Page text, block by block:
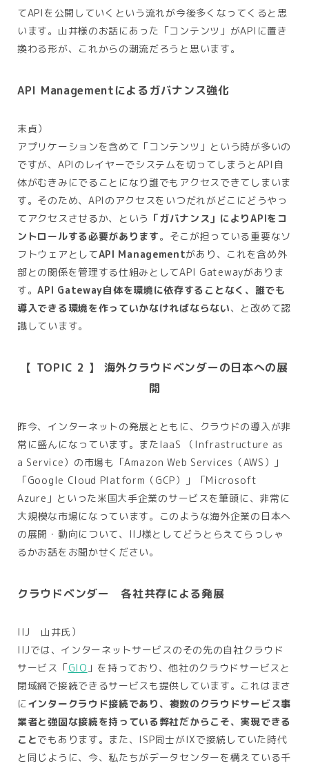
てAPIを公開していくという流れが今後多くなってくると思
います。山井様のお話にあった「コンテンツ」がAPIに置き
換わる形が、これからの潮流だろうと思います。
API Managementによるガバナンス強化
末貞）
アプリケーションを含めて「コンテンツ」という時が多いの
ですが、APIのレイヤーでシステムを切ってしまうとAPI自
体がむきみにでることになり誰でもアクセスできてしまいま
す。そのため、APIのアクセスをいつだれがどこにどうやっ
てアクセスさせるか、という 「ガバナンス」によりAPIをコ
ントロールする必要があります。そこが担っている重要なソ
フトウェアとしてAPI Managementがあり、これを含め外
部との関係を管理する仕組みとしてAPI Gatewayがありま
す。API Gateway自体を環境に依存することなく、誰でも
導入できる環境を作っていかなければならない、と改めて認
識しています。
【 TOPIC 2 】 海外クラウドベンダーの日本への展
開
昨今、インターネットの発展とともに、クラウドの導入が非
常に盛んになっています。またIaaS （Infrastructure as
a Service）の市場も「Amazon Web Services（AWS）」
「Google Cloud Platform（GCP）」「Microsoft
Azure」といった米国大手企業のサービスを筆頭に、非常に
大規模な市場になっています。このような海外企業の日本へ
の展開・動向について、IIJ様としてどうとらえてらっしゃ
るかお話をお聞かせください。
クラウドベンダー 各社共存による発展
IIJ 山井氏）
IIJでは、インターネットサービスのその先の自社クラウド
サービス「GIO 」を持っており、他社のクラウドサービスと
閉域網で接続できるサービスも提供しています。これはまさ
にインタークラウド接続であり、複数のクラウドサービス事
業者と強固な接続を持っている弊社だからこそ、実現できる
ことでもあります。また、ISP同士がIXで接続していた時代
と同じように、今、私たちがデータセンターを構えている千